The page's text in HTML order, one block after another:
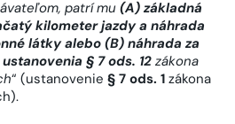
patrí mu (A) základná
kilometer jazdy a náhrada
látky alebo (B) náhrada za
§ 7 ods. 12 zákona
“ (ustanovenie § 7 ods. 1 zákona